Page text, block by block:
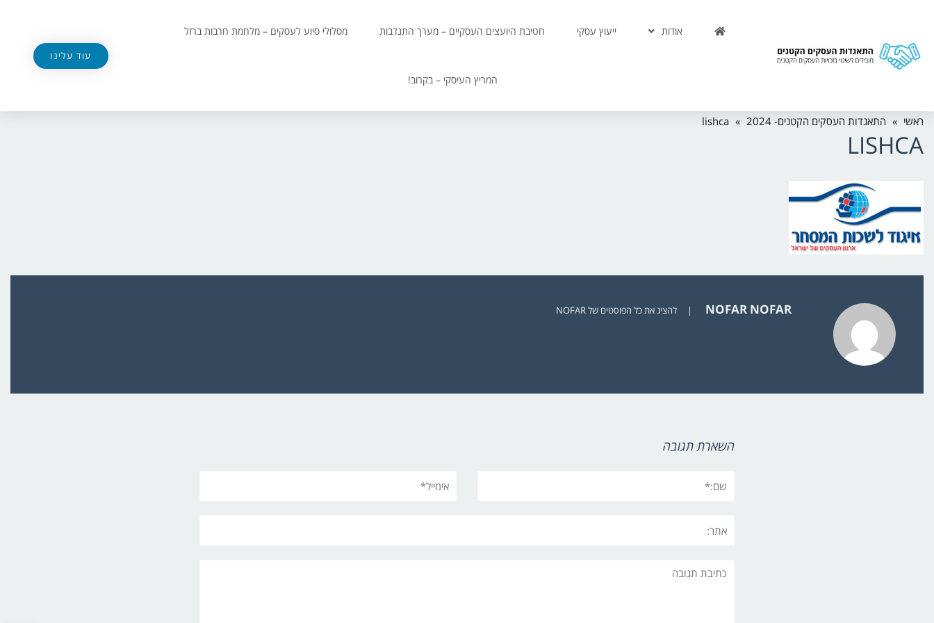
אודות ייעוץ עסקי חטיבת היועצים העסקיים – מערך התנדבות מסלולי סיוע לעסקים – מלחמת חרבות ברזל
המריץ העיסקי – בקרוב!
עוד עלינו
ראשי » התאגדות העסקים הקטנים- 2024 »
lishca
LISHCA
NOFAR NOFAR
| להציג את כל הפוסטים של NOFAR
השארת תגובה